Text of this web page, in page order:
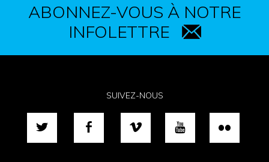
ABONNEZ-VOUS À NOTRE
INFOLETTRE
SUIVEZ-NOUS